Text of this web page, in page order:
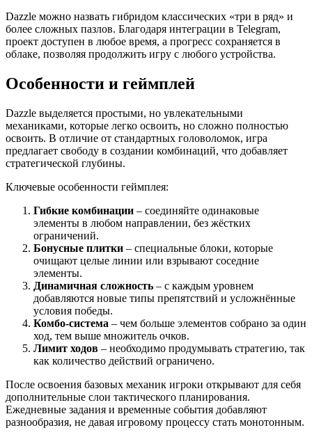
Dazzle можно назвать гибридом классических «три в ряд» и
более сложных пазлов. Благодаря интеграции в Telegram,
проект доступен в любое время, а прогресс сохраняется в
облаке, позволяя продолжить игру с любого устройства.
Особенности и геймплей
Dazzle выделяется простыми, но увлекательными
механиками, которые легко освоить, но сложно полностью
освоить. В отличие от стандартных головоломок, игра
предлагает свободу в создании комбинаций, что добавляет
стратегической глубины.
Ключевые особенности геймплея:
Гибкие комбинации – соединяйте одинаковые
элементы в любом направлении, без жёстких
ограничений.
Бонусные плитки – специальные блоки, которые
очищают целые линии или взрывают соседние
элементы.
Динамичная сложность – с каждым уровнем
добавляются новые типы препятствий и усложнённые
условия победы.
Комбо-система – чем больше элементов собрано за один
ход, тем выше множитель очков.
Лимит ходов – необходимо продумывать стратегию, так
как количество действий ограничено.
После освоения базовых механик игроки открывают для себя
дополнительные слои тактического планирования.
Ежедневные задания и временные события добавляют
разнообразия, не давая игровому процессу стать монотонным.